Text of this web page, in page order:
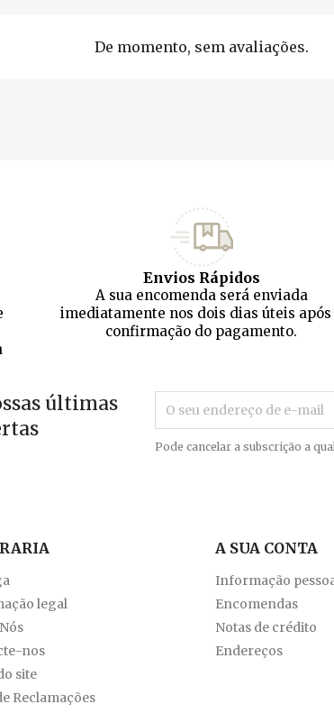
De momento, sem avaliações.
Envios Rápidos
A sua encomenda será enviada
imediatamente nos dois dias úteis após
confirmação do pagamento.
últimas
Pode cancelar a subscrição a
legal
nos
site
Reclamações
A SUA CONTA
Informação
Encomendas
Notas de crédito
Endereços